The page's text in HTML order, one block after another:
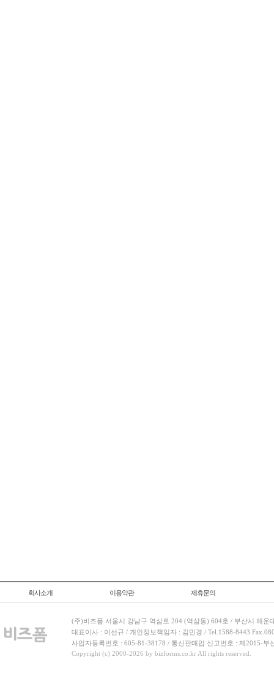
회사소개 이용약관 제휴문의
(주)비즈폼 서울시 강남구 역삼로 204 (역삼동) 604호 / 부산시 해운
대표이사 : 이선규 / 개인정보책임자 : 김민경 / Tel.1588-8443
사업자등록번호 : 605-81-38178 / 통신판매업 신고번호 : 제2015-부
Copyright (c) 2000-2026 by bizforms.co.kr All rights reserved.